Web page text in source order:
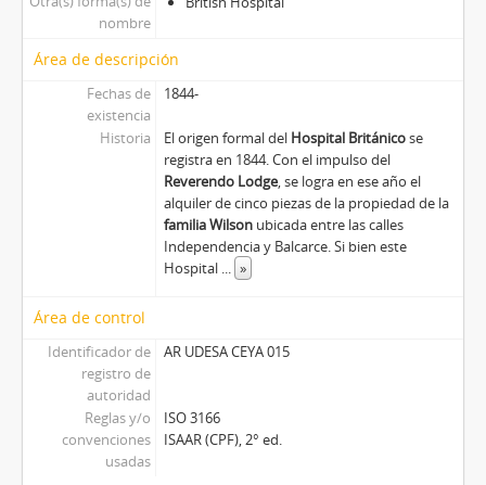
nombre
Área de descripción
Fechas de
existencia
1844-
Historia El origen formal del Hospital Británicose
registra en 1844. Con el impulso del
Reverendo Lodge, se logra en ese año el
alquiler de cinco piezas de la propiedad de la
familia Wilsonubicada entre las calles
Independencia y Balcarce. Si bien este
Hospital ... »
Área de control
Identificador de
registro de
autoridad
AR UDESA CEYA 015
Reglas y/o
convenciones
usadas
ISO 3166
ISAAR (CPF), 2° ed.